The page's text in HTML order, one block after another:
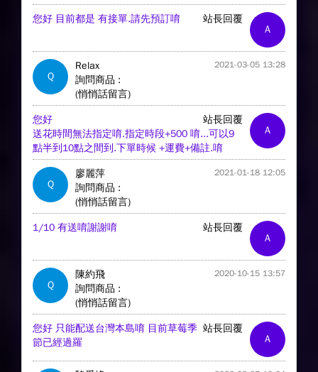
A
站長回覆
您好 目前都是 有接單.請先預訂唷
Q
Relax 2021-03-05 13:28
詢問商品 :
(悄悄話留言)
A
站長回覆
您好
送花時間無法指定唷.指定時段+500 唷...可以9
點半到10點之間到.下單時候 +運費+備註.唷
Q
廖麗萍 2021-01-18 12:05
詢問商品 :
(悄悄話留言)
A
站長回覆
1/10 有送唷謝謝唷
Q
陳約飛 2020-10-15 13:57
詢問商品 :
(悄悄話留言)
A
站長回覆
您好 只能配送台灣本島唷 目前草莓季
節已經過羅